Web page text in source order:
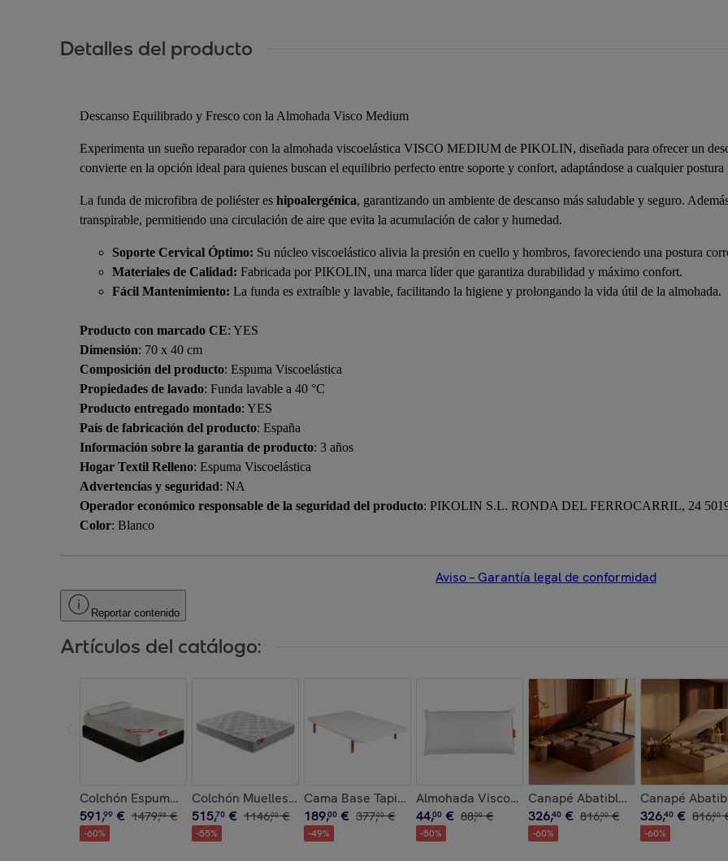
Detalles del producto
Descanso Equilibrado y Fresco con la Almohada Visco Medium
Experimenta un sueño reparador con la almohada viscoelástica VISCO MEDIUM de PIKOLIN, diseñada para ofrecer un
convierte en la opción ideal para quienes buscan el equilibrio perfecto entre soporte y confort, adaptándose a cualquier
La funda de microfibra de poliéster es hipoalergénica, garantizando un ambiente de descanso más saludable y seguro.
transpirable, permitiendo una circulación de aire que evita la acumulación de calor y humedad.
Soporte Cervical Óptimo: Su núcleo viscoelástico alivia la presión en cuello y hombros, favoreciendo una postura
Materiales de Calidad: Fabricada por PIKOLIN, una marca líder que garantiza durabilidad y máximo confort.
Fácil Mantenimiento: La funda es extraíble y lavable, facilitando la higiene y prolongando la vida útil de la almohada.
Producto con marcado CE: YES
Dimensión: 70 x 40 cm
Composición del producto: Espuma Viscoelástica
Propiedades de lavado: Funda lavable a 40 °C
Producto entregado montado: YES
País de fabricación del producto: España
Información sobre la garantía de producto: 3 años
Hogar Textil Relleno: Espuma Viscoelástica
Advertencias y seguridad: NA
Operador económico responsable de la seguridad del producto: PIKOLIN S.L. RONDA DEL FERROCARRIL, 24
Color: Blanco
Aviso – Garantía legal de conformidad
Reportar contenido
Artículos del catálogo:
Colchón Espuma HR y Visco + Canapé + Almohada
591,99 € 1479,98 €
-60%
Colchón Muelles Ensacados y Visco | 28cm de altura | Firmeza Media | AdapTech | Podium
515,70 € 1146,00 €
-55%
Cama Base Tapizada | Transpirable Tejido 3D | 25CM | Estructura
189,00 € 377,00 €
-49%
Almohada Viscoelástica | Firmeza Baja | Para Niños
44,00 € 88,00 €
-50%
Canapé Abatible | 32CM | ENVIO,
326,40 € 816,00 €
-60%
Canapé
326,40 € 816,00
-60%